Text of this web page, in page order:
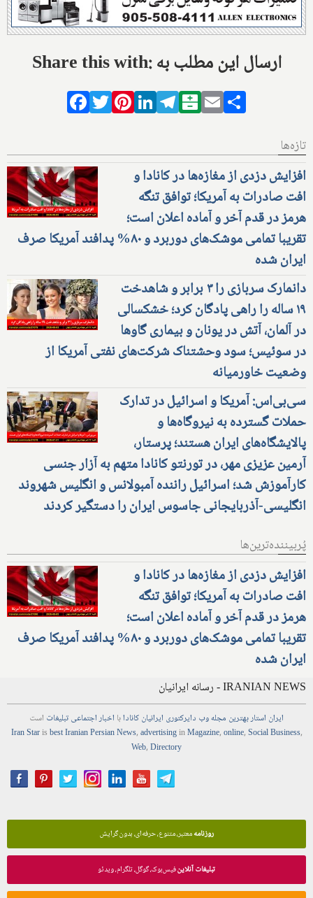
Share this with: ارسال این مطلب به
Facebook
TwitterPinterestLinkedIn
Telegram
Balatarin
Email
تازه‌ها
افزایش دزدی از مغازه‌ها در کانادا و
افت صادرات به آمریکا؛ توافق تنگه
هرمز در قدم آخر و آماده اعلان است؛
تقریبا تمامی موشک‌های دوربرد و ۸۰% پدافند آمریکا صرف
ایران شده
دانمارک سربازی را ۳ برابر و شاهدخت
۱۹ ساله را راهی پادگان کرد؛ خشکسالی
در آلمان، آتش در یونان و بیماری گاوها
در سوئیس؛ سود وحشتناک شرکت‌های نفتی آمریکا از
وضعیت خاورمیانه
سی‌بی‌اس: آمریکا و اسرائیل در تدارک
حملات گسترده به نیروگاه‌ها و
پالایشگاه‌های ایران هستند؛ پرستار،
آرمین عزیزی مهر، در تورنتو کانادا متهم به آزار جنسی
کارآموزش شد؛ اسرائیل راننده آمبولانس و انگلیس شهروند
انگلیسی-آذربایجانی جاسوس ایران را دستگیر کردند
پُربیننده‌ترین‌ها
افزایش دزدی از مغازه‌ها در کانادا و
افت صادرات به آمریکا؛ توافق تنگه
هرمز در قدم آخر و آماده اعلان است؛
تقریبا تمامی موشک‌های دوربرد و ۸۰% پدافند آمریکا صرف
ایران شده
IRANIAN NEWS - رسانه ایرانیان
ایران استاربهترین مجلهوب دایرکتوری ایرانیان کانادابا اخباراجتماعیتبلیغات است
Iran Starisbest Iranian PersianNews,advertisinginMagazine,online,Social Business,
Web,Directory
روزنامهمعتبر، متنوع، حرفه‌ای، بدون گرایش
تبلیغات آنلاینفیس‌بوک، گوگل، تلگرام، ویدئو